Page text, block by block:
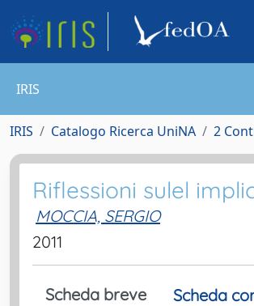
IRIS
IRIS Catalogo Ricerca UniNA 2
Riflessioni sulel
MOCCIA, SERGIO
2011
Scheda breve Scheda